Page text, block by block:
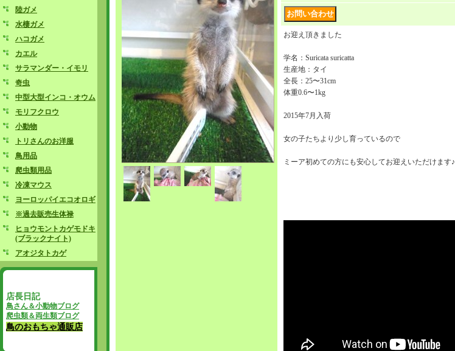
陸ガメ
水棲ガメ
ハコガメ
カエル
サラマンダー・イモリ
奇虫
中型大型インコ・オウム
モリフクロウ
小動物
トリさんのお洋服
鳥用品
爬虫類用品
冷凍マウス
ヨーロッパイエコオロギ
※過去販売生体禄
ヒョウモントカゲモドキ
(ブラックナイト)
アオジタトカゲ
店長日記
鳥さん＆小動物ブログ
爬虫類＆両生類ブログ
鳥のおもちゃ通販店
お迎え頂きました
学名：Suricata suricatta
生産地：タイ
全長：25〜31cm
体重0.6〜1kg
2015年7月入荷
女の子たちより少し育っているので
ミーア初めての方にも安心してお迎えいただけます♪